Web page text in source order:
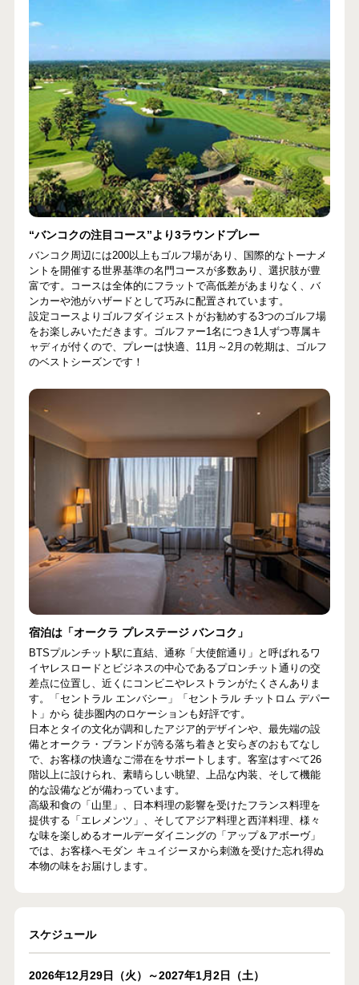
“バンコクの注目コース”より3ラウンドプレー
バンコク周辺には200以上もゴルフ場があり、国際的なトーナメ
ントを開催する世界基準の名門コースが多数あり、選択肢が豊
富です。コースは全体的にフラットで高低差があまりなく、バ
ンカーや池がハザードとして巧みに配置されています。
設定コースよりゴルフダイジェストがお勧めする3つのゴルフ場
をお楽しみいただきます。ゴルファー1名につき1人ずつ専属キ
ャディが付くので、プレーは快適、11月～2月の乾期は、ゴルフ
のベストシーズンです！
宿泊は「オークラ プレステージ バンコク」
BTSプルンチット駅に直結、通称「大使館通り」と呼ばれるワ
イヤレスロードとビジネスの中心であるプロンチット通りの交
差点に位置し、近くにコンビニやレストランがたくさんありま
す。「セントラル エンバシー」「セントラル チットロム デパー
ト」から 徒歩圏内のロケーションも好評です。
日本とタイの文化が調和したアジア的デザインや、最先端の設
備とオークラ・ブランドが誇る落ち着きと安らぎのおもてなし
で、お客様の快適なご滞在をサポートします。客室はすべて26
階以上に設けられ、素晴らしい眺望、上品な内装、そして機能
的な設備などが備わっています。
高級和食の「山里」、日本料理の影響を受けたフランス料理を
提供する「エレメンツ」、そしてアジア料理と西洋料理、様々
な味を楽しめるオールデーダイニングの「アップ＆アボーヴ」
では、お客様へモダン キュイジーヌから刺激を受けた忘れ得ぬ
本物の味をお届けします。
スケジュール
2026年12月29日（火）～2027年1月2日（土）